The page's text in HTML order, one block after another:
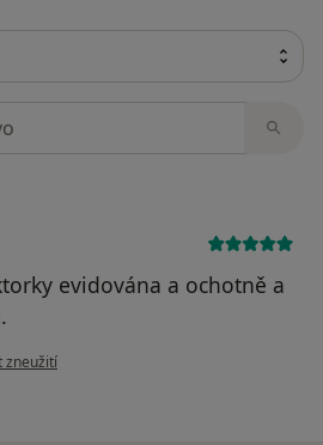
evidována a ochotně a
uživatele Pacient
zneužití